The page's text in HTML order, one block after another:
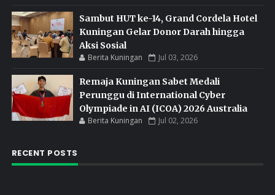
Sambut HUT ke-14, Grand Cordela Hotel
Kuningan Gelar Donor Darah hingga
Aksi Sosial
Berita Kuningan Jul 03, 2026
Remaja Kuningan Sabet Medali
Perunggu di International Cyber
Olympiade in AI (ICOA) 2026 Australia
Berita Kuningan Jul 02, 2026
RECENT POSTS